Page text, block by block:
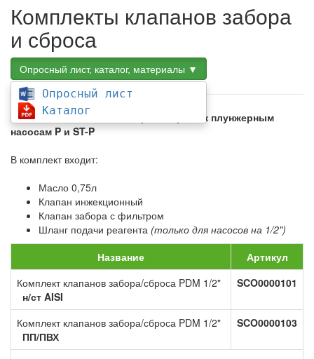
Комплекты клапанов забора
и сброса
Опросный лист, каталог, материалы ▼
Опросный лист
Каталог
Комплекты клапанов забора и сброса к плунжерным
насосам P и ST-P
В комплект входит:
Масло 0,75л
Клапан инжекционный
Клапан забора с фильтром
Шланг подачи реагента (только для насосов на 1/2")
Название
Артикул
Комплект клапанов забора/сброса PDM 1/2"
н/ст AISI
SCO0000101
Комплект клапанов забора/сброса PDM 1/2"
ПП/ПВХ
SCO0000103